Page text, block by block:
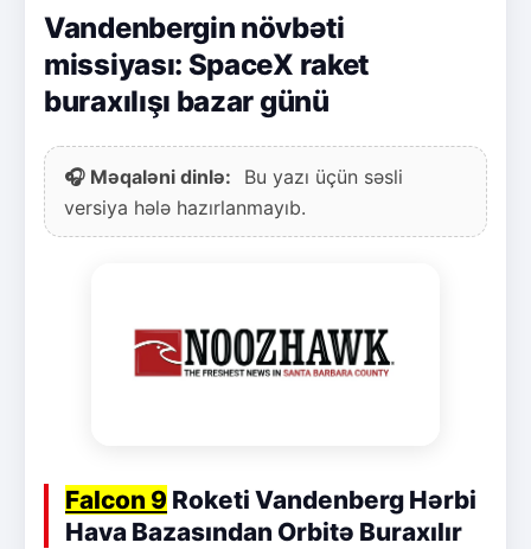
Vandenbergin növbəti
missiyası: SpaceX raket
buraxılışı bazar günü
🎧 Məqaləni dinlə:
Bu yazı üçün səsli
versiya hələ hazırlanmayıb.
Falcon 9 Roketi Vandenberg Hərbi
Hava Bazasından Orbitə Buraxılır